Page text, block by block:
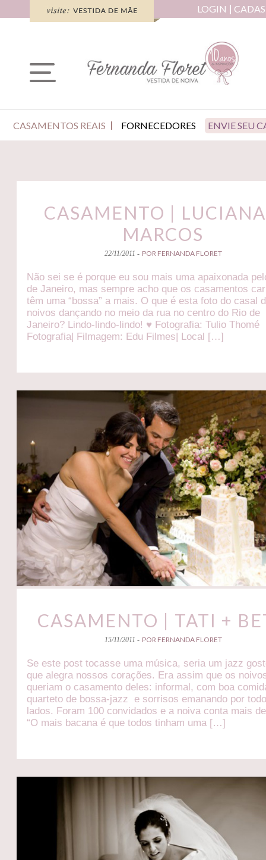
LOGIN
CASAMENTOS REAIS FORNECEDORES ENVIE SEU
CASAMENTO |
MARCOS
22/11/2011 - POR FERNANDA FLORET
Não sei se é porque eu sou mais uma apaixonada
de Janeiro, mas sempre acho que os casamentos
têm uma “bossa” a mais. O que é esta foto do casal
noivos dançando no meio da rua no centro do Rio de
Janeiro? Lindo-lindo-lindo! ♥ Fotografia: Tulio Thomé
Fotografia| Filmagem: Edu Filmes| Local […]
CASAMENTO | TATI +
15/11/2011 - POR FERNANDA FLORET
Se este post tocasse uma música, seria um jazz
que alegra nossos corações. Era assim que os
queriam o casamento deles: informal, com boa
quarteto de bossa-jazz e sorrisos emanando por
lados. Foram 100 convidados e a noiva conta mais
“O mais bacana é que todos tinham uma […]